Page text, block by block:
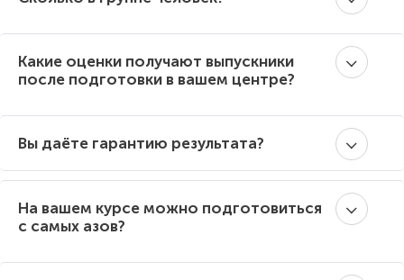
Какие оценки получают выпускники
после подготовки в вашем центре?
Вы даёте гарантию результата?
На вашем курсе можно подготовиться
с самых азов?